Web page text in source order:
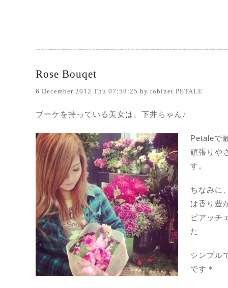
Rose Bouqet
6 December 2012 Thu 07:58:25 by robinet PETALE
ブーケを持っている美女は、下井ちゃん♪
Petaleで
頑張りや
す。
ちなみに
は香り豊
ピアッチ
た
シンプル
です＊